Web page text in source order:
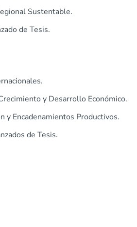
Sustentable.
de Tesis.
y Desarrollo Económico.
y Encadenamientos Productivos.
de Tesis.